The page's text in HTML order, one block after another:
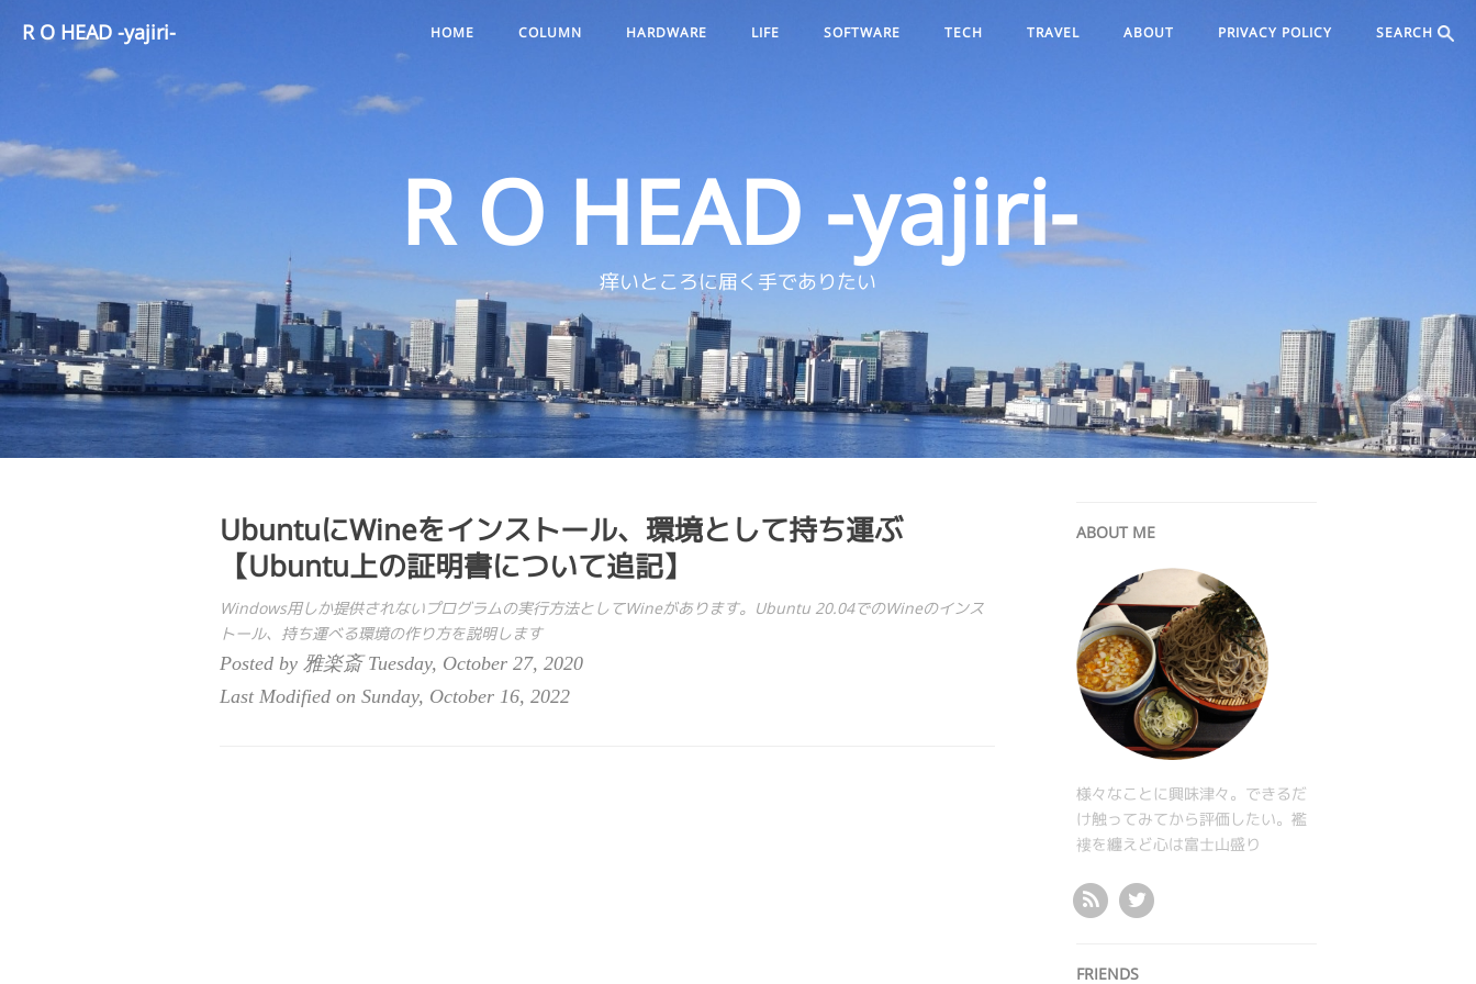
R O HEAD -yajiri- HOME COLUMN HARDWARE LIFE SOFTWARE TECH TRAVEL ABOUT PRIVACY POLICY SEARCH
R O HEAD -yajiri-
痒いところに届く手でありたい
UbuntuにWineをインストール、環境として持ち運ぶ
【Ubuntu上の証明書について追記】
Windows用しか提供されないプログラムの実行方法としてWineがあります。Ubuntu 20.04でのWineのインス
トール、持ち運べる環境の作り方を説明します
Posted by 雅楽斎 Tuesday, October 27, 2020
Last Modified on Sunday, October 16, 2022
ABOUT ME
様々なことに興味津々。できるだ
け触ってみてから評価したい。襤
褸を纏えど心は富士山盛り
FRIENDS